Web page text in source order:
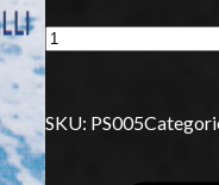
Tratti
d'incontri
straordinari
SKU: PS005